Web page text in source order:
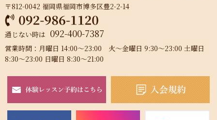
〒812-0042 福岡県福岡市博多区豊2-2-14
通じない時は 092-400-7387
営業時間：月曜日 14:00～23:00 火～金曜日 9:30～23:00 土曜日
8:30～23:00 日曜日 8:30～21:00